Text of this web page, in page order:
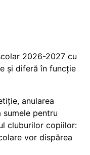
2026-2027 cu
și diferă în funcție
anularea
sumele pentru
cluburilor copiilor:
vor dispărea